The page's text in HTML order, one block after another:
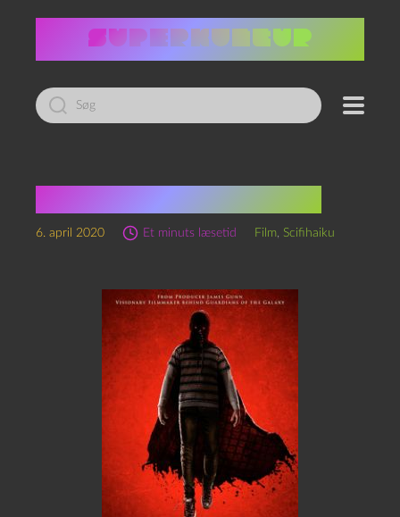
Led
efter:
6. april 2020 Et minuts læsetid Film, Scifihaiku